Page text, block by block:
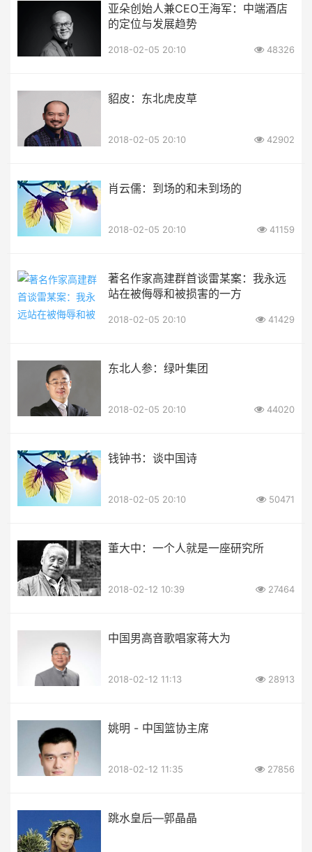
亚朵创始人兼CEO王海军：中端酒店
的定位与发展趋势
2018-02-05 20:10 48326
貂皮：东北虎皮草
2018-02-05 20:10 42902
肖云儒：到场的和未到场的
2018-02-05 20:10 41159
著名作家高建群首谈雷某案：我永远
站在被侮辱和被损害的一方
2018-02-05 20:10 41429
东北人参：绿叶集团
2018-02-05 20:10 44020
钱钟书：谈中国诗
2018-02-05 20:10 50471
董大中：一个人就是一座研究所
2018-02-12 10:39 27464
中国男高音歌唱家蒋大为
2018-02-12 11:13 28913
姚明 - 中国篮协主席
2018-02-12 11:35 27856
跳水皇后—郭晶晶